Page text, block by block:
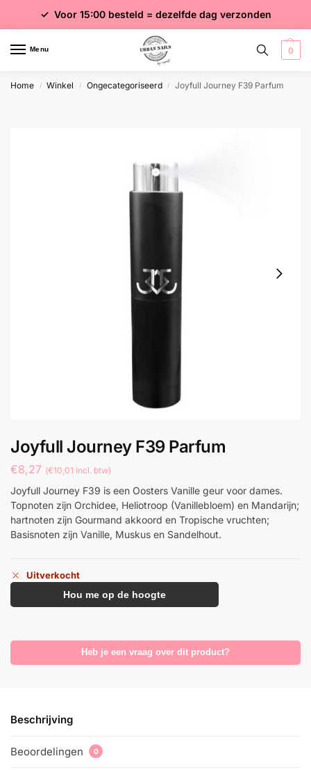
✓ Gratis verzending vanaf €75 excl. btw
✓ Voor 15:00 besteld = dezelfde dag verzonden
✓ Meer dan 4000 producten
Menu 0
Home / Winkel / Ongecategoriseerd / Joyfull Journey F39 Parfum
Joyfull Journey F39 Parfum
€8,27 (€10,01 incl. btw)
Joyfull Journey F39 is een Oosters Vanille geur voor dames.
Topnoten zijn Orchidee, Heliotroop (Vanillebloem) en Mandarijn;
hartnoten zijn Gourmand akkoord en Tropische vruchten;
Basisnoten zijn Vanille, Muskus en Sandelhout.
Uitverkocht
Hou me op de hoogte
Heb je een vraag over dit product?
Beschrijving
Beoordelingen 0